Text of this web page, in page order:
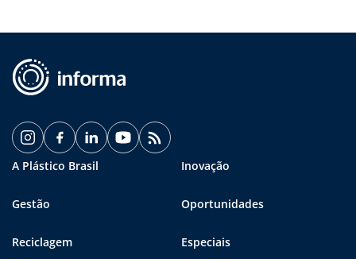
A Plástico Brasil Inovação
Gestão Oportunidades
Reciclagem Especiais